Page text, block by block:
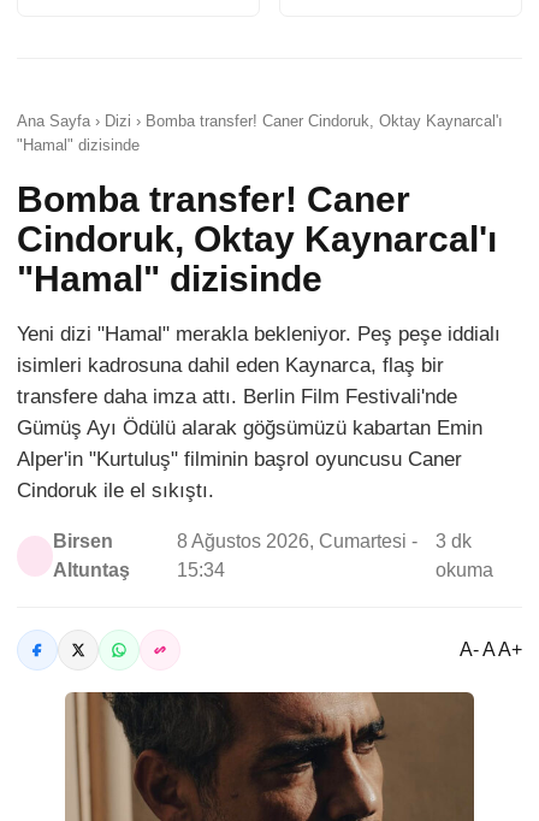
Ana Sayfa › Dizi › Bomba transfer! Caner Cindoruk, Oktay Kaynarcal'ı
"Hamal" dizisinde
Bomba transfer! Caner
Cindoruk, Oktay Kaynarcal'ı
"Hamal" dizisinde
Yeni dizi "Hamal" merakla bekleniyor. Peş peşe iddialı
isimleri kadrosuna dahil eden Kaynarca, flaş bir
transfere daha imza attı. Berlin Film Festivali'nde
Gümüş Ayı Ödülü alarak göğsümüzü kabartan Emin
Alper'in "Kurtuluş" filminin başrol oyuncusu Caner
Cindoruk ile el sıkıştı.
Birsen
Altuntaş
8 Ağustos 2026, Cumartesi -
15:34
3 dk
okuma
A- A A+